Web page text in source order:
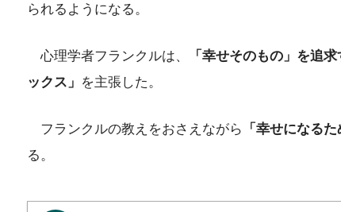
られるようになる。
心理学者フランクルは、
「幸せそのもの」を追
ックス」 を主張した。
フランクルの教えをおさえながら 「幸せになる
る。